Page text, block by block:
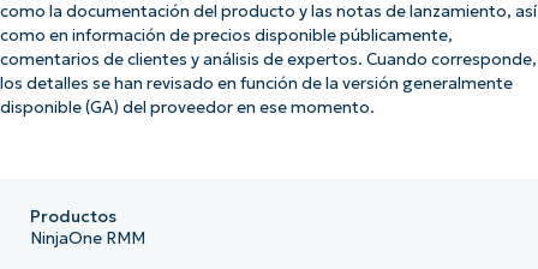
como la documentación del producto y las notas de lanzamiento, así
como en información de precios disponible públicamente,
comentarios de clientes y análisis de expertos. Cuando corresponde,
los detalles se han revisado en función de la versión generalmente
disponible (GA) del proveedor en ese momento.
Productos
NinjaOne RMM